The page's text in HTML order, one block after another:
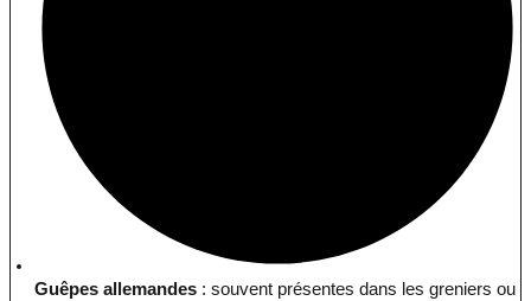
Guêpes allemandes : souvent présentes dans les greniers ou